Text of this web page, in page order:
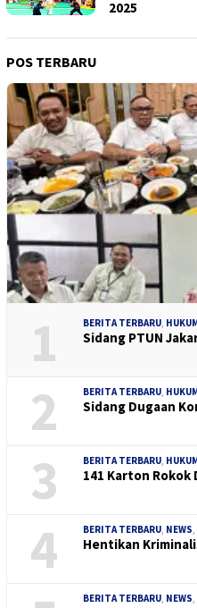
2025
POS TERBARU
1 BERITA TERBARU,
Sidang PTUN
2 BERITA TERBARU,
Sidang Dugaan
3 BERITA TERBARU,
141 Karton
4 BERITA TERBARU, NEWS,
Hentikan
BERITA TERBARU, NEWS,